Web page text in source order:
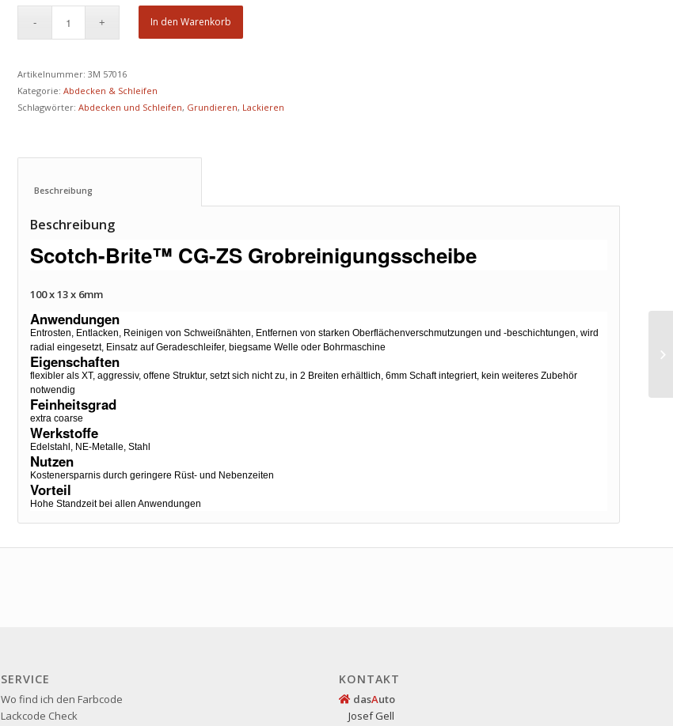
In den Warenkorb
Artikelnummer:3M 57016
Kategorie:Abdecken & Schleifen
Schlagwörter:Abdecken und Schleifen, Grundieren, Lackieren
Beschreibung
Scotch-Brite™ CG-ZS Grobreinigungsscheibe
100 x 13 x 6mm
Anwendungen
Entrosten, Entlacken, Reinigen von Schweißnähten, Entfernen von starken Oberflächenverschmutzungen und -beschichtungen, wird
radial eingesetzt, Einsatz auf Geradeschleifer, biegsame Welle oder Bohrmaschine
Eigenschaften
flexibler als XT, aggressiv, offene Struktur, setzt sich nicht zu, in 2 Breiten erhältlich, 6mm Schaft integriert, kein weiteres Zubehör
notwendig
Feinheitsgrad
extra coarse
Werkstoffe
Edelstahl, NE-Metalle, Stahl
Nutzen
Kostenersparnis durch geringere Rüst- und Nebenzeiten
Vorteil
Hohe Standzeit bei allen Anwendungen
SERVICE
Wo find ich den Farbcode
Lackcode Check
KONTAKT
dasAuto
Josef Gell